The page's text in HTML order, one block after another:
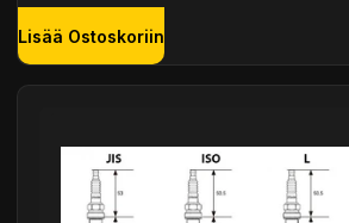
Lisää Ostoskoriin